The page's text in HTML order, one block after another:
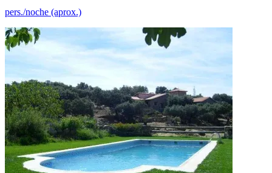
pers./noche (aprox.)